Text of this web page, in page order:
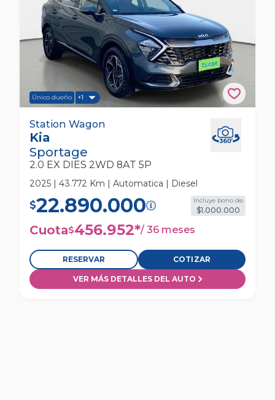
Único dueño +1
Kia Sportage 2.0 Ex Dies 2wd 8at 5p Station
Wagon
Station Wagon
Kia
Sportage
2.0 EX DIES 2WD 8AT 5P
2025 | 43.772 Km | Automatica | Diesel
$22.890.000 Incluye bono de
$1.000.000
Cuota$456.952*/ 36 meses
RESERVAR COTIZAR
VER MÁS DETALLES DEL AUTO